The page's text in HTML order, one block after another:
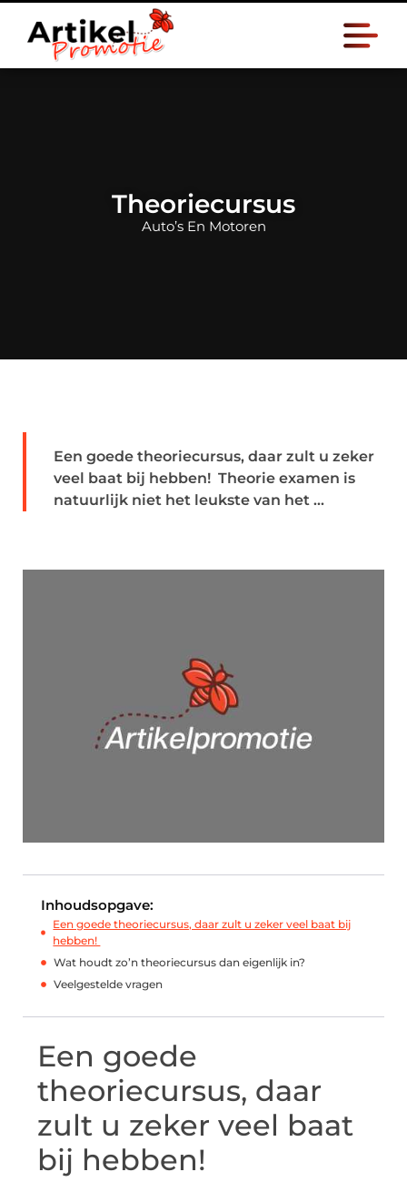
Theoriecursus
Auto’s En Motoren
Een goede theoriecursus, daar zult u zeker
veel baat bij hebben! Theorie examen is
natuurlijk niet het leukste van het ...
Inhoudsopgave:
Een goede theoriecursus, daar zult u zeker veel baat bij
hebben!
Wat houdt zo’n theoriecursus dan eigenlijk in?
Veelgestelde vragen
Een goede
theoriecursus, daar
zult u zeker veel baat
bij hebben!